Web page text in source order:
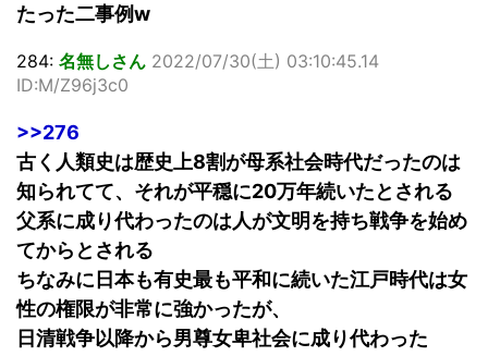
たった二事例w
284: 名無しさん 2022/07/30(土) 03:10:45.14
ID:M/Z96j3c0
>>276
古く人類史は歴史上8割が母系社会時代だったのは
知られてて、それが平穏に20万年続いたとされる
父系に成り代わったのは人が文明を持ち戦争を始め
てからとされる
ちなみに日本も有史最も平和に続いた江戸時代は女
性の権限が非常に強かったが、
日清戦争以降から男尊女卑社会に成り代わった